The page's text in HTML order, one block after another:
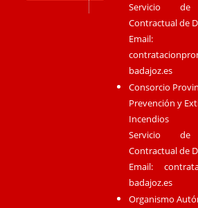
Servicio de
Contractual de
Email:
badajoz.es
Consorcio
Prevención y
Incendios
Servicio de
Contractual de
Email:
badajoz.es
Organismo